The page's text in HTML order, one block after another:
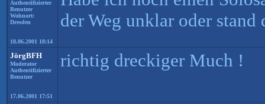
Authentifizierter
Benutzer
Wohnort:
Dresden
18.06.2001 18:14
der Weg unklar oder
JörgBFH
Moderator
Authentifizierter
Benutzer
17.06.2001 17:51
richtig dreckiger Much !